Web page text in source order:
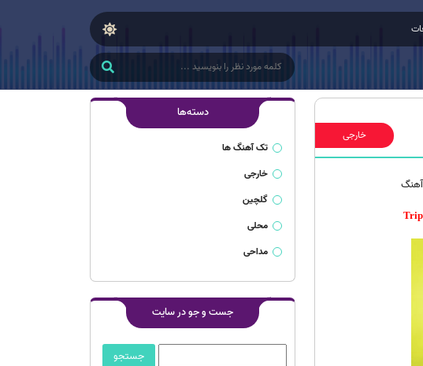
خارجی
دسته‌ها
تک آهنگ ها
خارجی
گلچین
محلی
مداحی
جست و جو در سایت